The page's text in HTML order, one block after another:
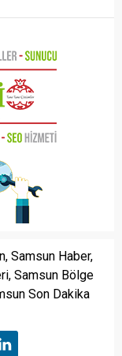
Samsun Haber,
Samsun Bölge
Son Dakika